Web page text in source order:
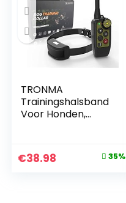
TRONMA
Trainingshalsband
Voor Honden,
Waterdichte
Hondentrainer, Met
Original
€38.98 35%